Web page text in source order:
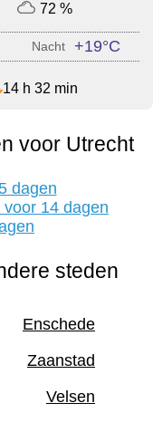
72 %
Nacht +19°C
14 h 32 min
voor Utrecht
dagen
14 dagen
steden
Enschede
Zaanstad
Velsen